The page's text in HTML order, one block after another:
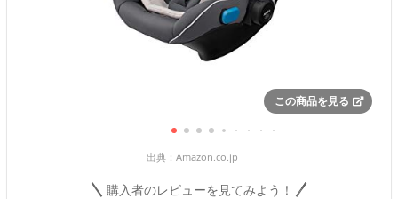
この商品を見る
出典： Amazon.co.jp
購入者のレビューを見てみよう！